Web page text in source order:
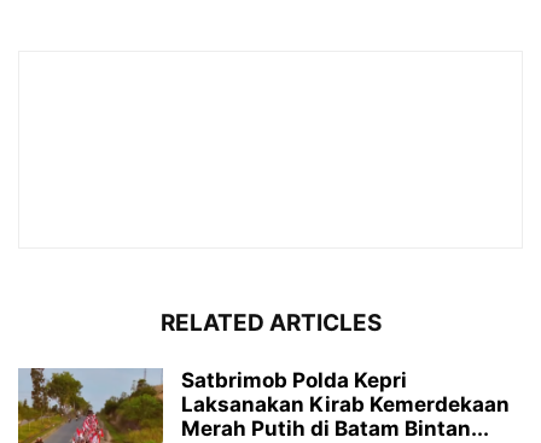
RELATED ARTICLES
Satbrimob Polda Kepri
Laksanakan Kirab Kemerdekaan
Merah Putih di Batam Bintan...